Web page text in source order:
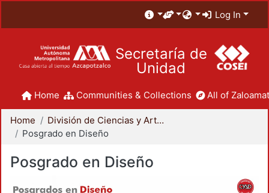
Log In
Secretaría de
Unidad
Home Communities & Collections All of
Home
División de Ciencias y Artes para el Diseño
Posgrado en Diseño
Posgrado en Diseño